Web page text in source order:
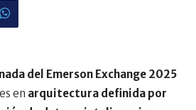
del Emerson Exchange 2025
en arquitectura definida por